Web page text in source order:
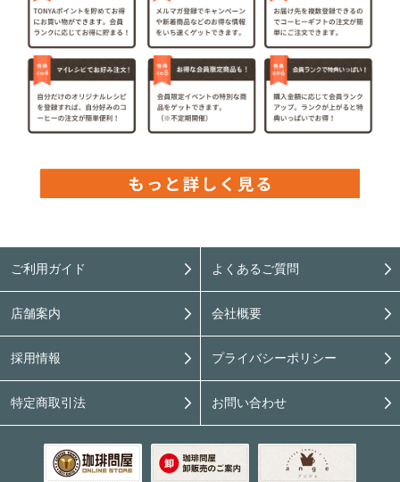
ご利用ガイド よくあるご質問
店舗案内 会社概要
採用情報 プライバシーポリシー
特定商取引法 お問い合わせ